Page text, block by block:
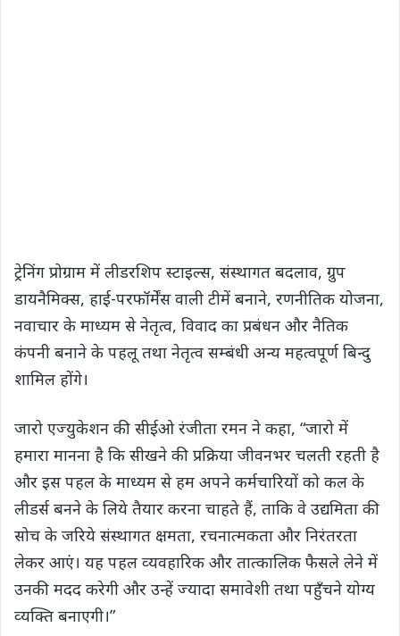
ट्रेनिंग प्रोग्राम में लीडरशिप स्‍टाइल्‍स, संस्‍थागत बदलाव, ग्रुप
डायनैमिक्‍स, हाई-परफॉर्मेंस वाली टीमें बनाने, रणनीतिक योजना,
नवाचार के माध्‍यम से नेतृत्‍व, विवाद का प्रबंधन और नैतिक
कंपनी बनाने के पहलू तथा नेतृत्‍व सम्‍बंधी अन्‍य महत्‍वपूर्ण बिन्‍दु
शामिल होंगे।
जारो एज्‍युकेशन की सीईओ रंजीता रमन ने कहा, “जारो में
हमारा मानना है कि सीखने की प्रक्रिया जीवनभर चलती रहती है
और इस पहल के माध्‍यम से हम अपने कर्मचारियों को कल के
लीडर्स बनने के लिये तैयार करना चाहते हैं, ताकि वे उद्यमिता की
सोच के जरिये संस्‍थागत क्षमता, रचनात्‍मकता और निरंतरता
लेकर आएं। यह पहल व्‍यवहारिक और तात्‍कालिक फैसले लेने में
उनकी मदद करेगी और उन्‍हें ज्‍यादा समावेशी तथा पहुँचने योग्‍य
व्‍यक्ति बनाएगी।”